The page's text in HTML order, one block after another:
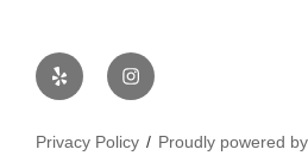
Yelp Instagram
Privacy Policy Proudly powered